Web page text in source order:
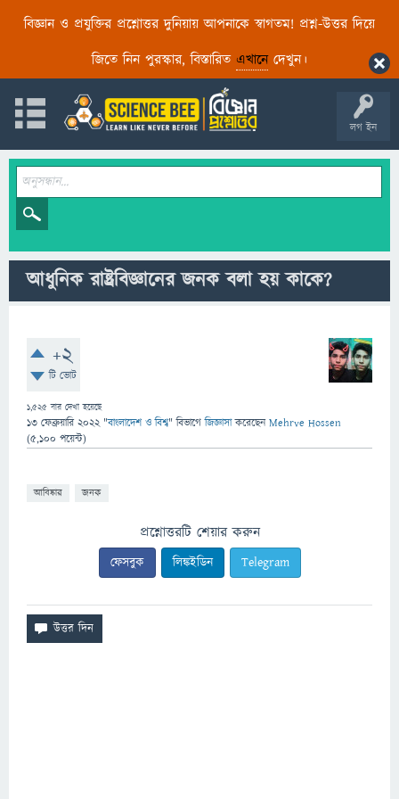
বিজ্ঞান ও প্রযুক্তির প্রশ্নোত্তর দুনিয়ায় আপনাকে স্বাগতম! প্রশ্ন-উত্তর দিয়ে
জিতে নিন পুরস্কার, বিস্তারিত এখানেদেখুন।
লগ ইন
আধুনিক রাষ্ট্রবিজ্ঞানের জনক বলা হয় কাকে?
+2
টি ভোট
1,525 বার দেখা হয়েছে
13 ফেব্রুয়ারি 2022 "বাংলাদেশ ও বিশ্ব" বিভাগে জিজ্ঞাসাকরেছেনMehrve Hossen
(5,100 পয়েন্ট)
আবিষ্কার জনক
প্রশ্নোত্তরটি শেয়ার করুন
ফেসবুক লিঙ্কইডিন Telegram